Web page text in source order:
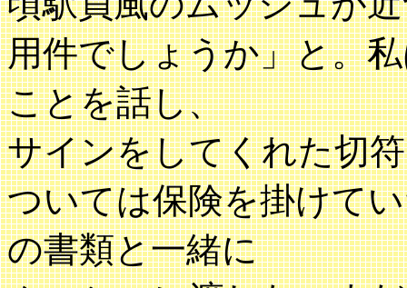
用件でしょうか」と。
ことを話し、
サインをしてくれた切
ついては保険を掛けて
の書類と一緒に